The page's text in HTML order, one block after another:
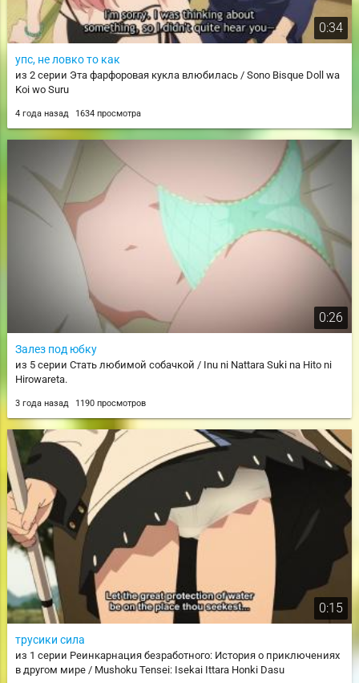
0:34
упс, не ловко то как
из 2 серии Эта фарфоровая кукла влюбилась / Sono Bisque Doll wa
Koi wo Suru
4 года назад 1634 просмотра
0:26
Залез под юбку
из 5 серии Стать любимой собачкой / Inu ni Nattara Suki na Hito ni
Hirowareta.
3 года назад 1190 просмотров
0:15
трусики сила
из 1 серии Реинкарнация безработного: История о приключениях
в другом мире / Mushoku Tensei: Isekai Ittara Honki Dasu